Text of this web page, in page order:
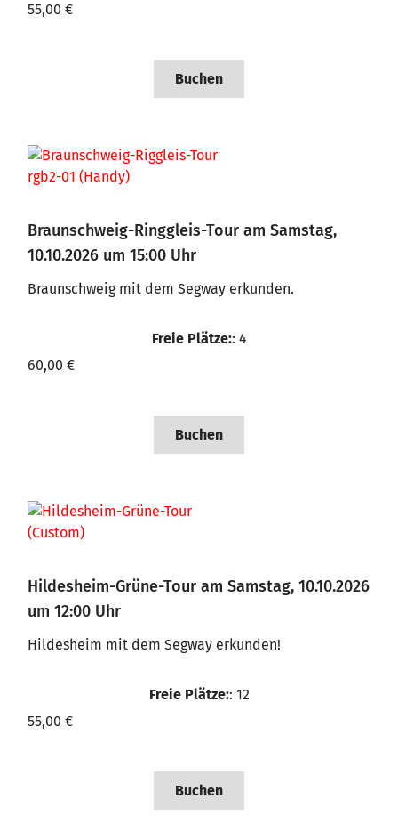
55,00 €
Buchen
Braunschweig-Ringgleis-Tour am Samstag,
10.10.2026 um 15:00 Uhr
Braunschweig mit dem Segway erkunden.
Freie Plätze:: 4
60,00 €
Buchen
Hildesheim-Grüne-Tour am Samstag, 10.10.2026
um 12:00 Uhr
Hildesheim mit dem Segway erkunden!
Freie Plätze:: 12
55,00 €
Buchen